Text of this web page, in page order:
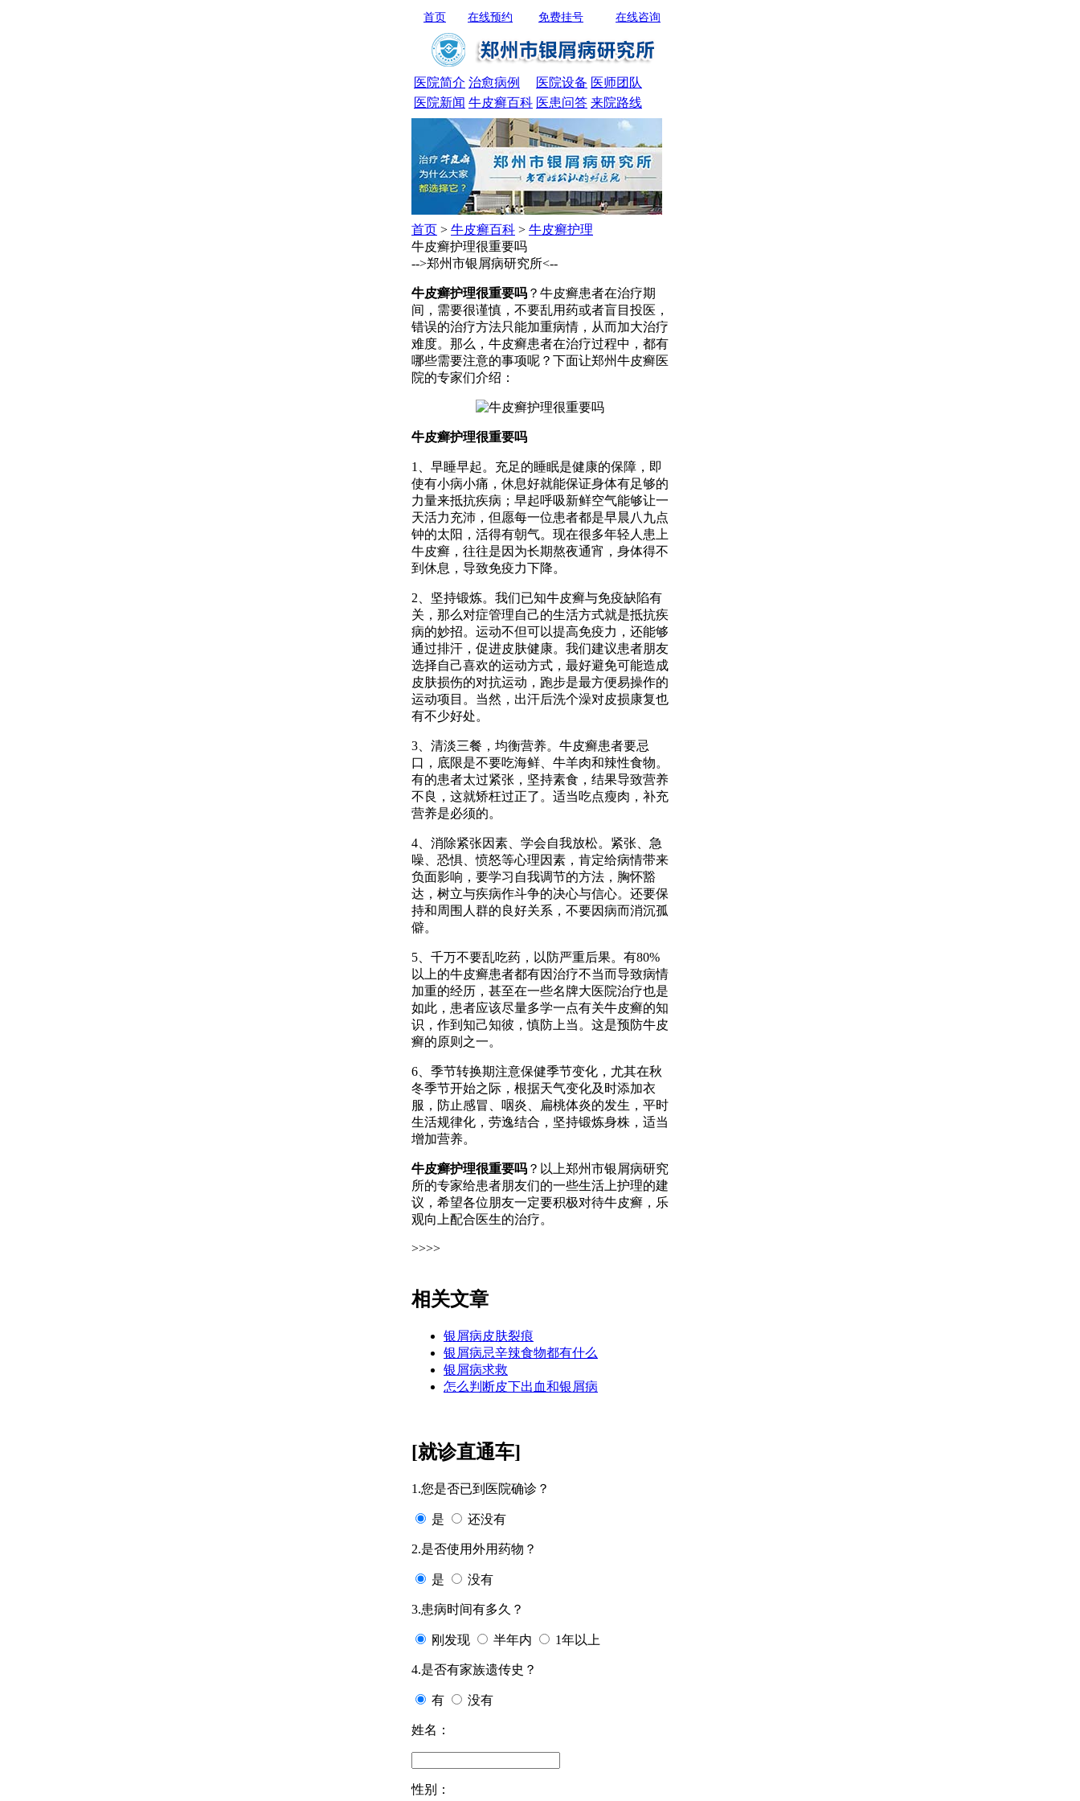
首页 在线咨询
免费挂号
在线预约
医院简介 治愈病例 医院设备 医师团队
医院新闻 牛皮癣百科 医患问答 来院路线
首页 > 牛皮癣百科 > 牛皮癣护理
牛皮癣护理很重要吗
-->郑州市银屑病研究所<--
牛皮癣护理很重要吗 ？牛皮癣患者在治疗期
间，需要很谨慎，不要乱用药或者盲目投医，
错误的治疗方法只能加重病情，从而加大治疗
难度。那么，牛皮癣患者在治疗过程中，都有
哪些需要注意的事项呢？下面让郑州牛皮癣医
院的专家们介绍：
牛皮癣护理很重要吗
1、早睡早起。充足的睡眠是健康的保障，即
使有小病小痛，休息好就能保证身体有足够的
力量来抵抗疾病；早起呼吸新鲜空气能够让一
天活力充沛，但愿每一位患者都是早晨八九点
钟的太阳，活得有朝气。现在很多年轻人患上
牛皮癣，往往是因为长期熬夜通宵，身体得不
到休息，导致免疫力下降。
2、坚持锻炼。我们已知牛皮癣与免疫缺陷有
关，那么对症管理自己的生活方式就是抵抗疾
病的妙招。运动不但可以提高免疫力，还能够
通过排汗，促进皮肤健康。我们建议患者朋友
选择自己喜欢的运动方式，最好避免可能造成
皮肤损伤的对抗运动，跑步是最方便易操作的
运动项目。当然，出汗后洗个澡对皮损康复也
有不少好处。
3、清淡三餐，均衡营养。牛皮癣患者要忌
口，底限是不要吃海鲜、牛羊肉和辣性食物。
有的患者太过紧张，坚持素食，结果导致营养
不良，这就矫枉过正了。适当吃点瘦肉，补充
营养是必须的。
4、消除紧张因素、学会自我放松。紧张、急
噪、恐惧、愤怒等心理因素，肯定给病情带来
负面影响，要学习自我调节的方法，胸怀豁
达，树立与疾病作斗争的决心与信心。还要保
持和周围人群的良好关系，不要因病而消沉孤
僻。
5、千万不要乱吃药，以防严重后果。有80%
以上的牛皮癣患者都有因治疗不当而导致病情
加重的经历，甚至在一些名牌大医院治疗也是
如此，患者应该尽量多学一点有关牛皮癣的知
识，作到知己知彼，慎防上当。这是预防牛皮
癣的原则之一。
6、季节转换期注意保健季节变化，尤其在秋
冬季节开始之际，根据天气变化及时添加衣
服，防止感冒、咽炎、扁桃体炎的发生，平时
生活规律化，劳逸结合，坚持锻炼身株，适当
增加营养。
牛皮癣护理很重要吗 ？以上郑州市银屑病研究
所的专家给患者朋友们的一些生活上护理的建
议，希望各位朋友一定要积极对待牛皮癣，乐
观向上配合医生的治疗。
>>>>
相关文章
银屑病皮肤裂痕
银屑病忌辛辣食物都有什么
银屑病求救
怎么判断皮下出血和银屑病
[就诊直通车]
1.您是否已到医院确诊？
是 还没有
2.是否使用外用药物？
是 没有
3.患病时间有多久？
刚发现 半年内 1年以上
4.是否有家族遗传史？
有 没有
姓名：
性别：